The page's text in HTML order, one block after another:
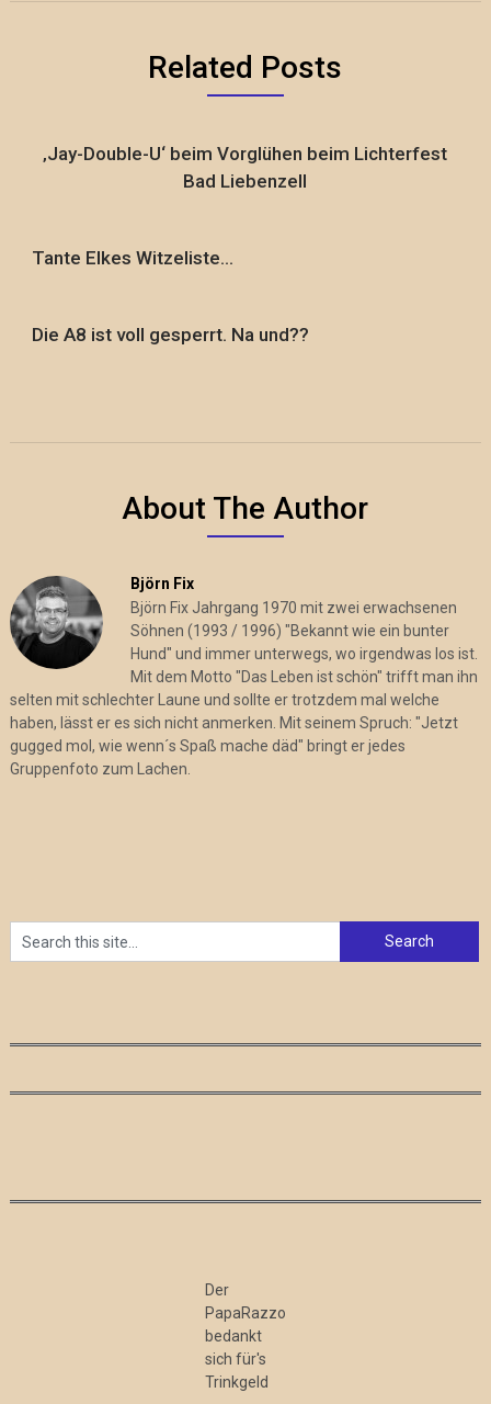
Related Posts
‚Jay-Double-U‘ beim Vorglühen beim Lichterfest
Bad Liebenzell
Tante Elkes Witzeliste…
Die A8 ist voll gesperrt. Na und??
About The Author
Björn Fix
Björn Fix Jahrgang 1970 mit zwei erwachsenen
Söhnen (1993 / 1996) "Bekannt wie ein bunter
Hund" und immer unterwegs, wo irgendwas los ist.
Mit dem Motto "Das Leben ist schön" trifft man ihn
selten mit schlechter Laune und sollte er trotzdem mal welche
haben, lässt er es sich nicht anmerken. Mit seinem Spruch: "Jetzt
gugged mol, wie wenn´s Spaß mache däd" bringt er jedes
Gruppenfoto zum Lachen.
Der
PapaRazzo
bedankt
sich für's
Trinkgeld